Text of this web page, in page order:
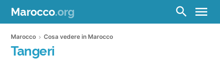
Marocco.org search menu
Marocco Cosa vedere in Marocco
Tangeri